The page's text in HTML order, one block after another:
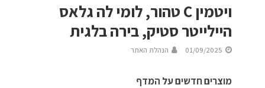
ויטמין C טהור, לומי לה גלאס
היילייטר סטיק, בירה בלגית
01/09/2025 הנהלת האתר
מוצרים חדשים על המדף